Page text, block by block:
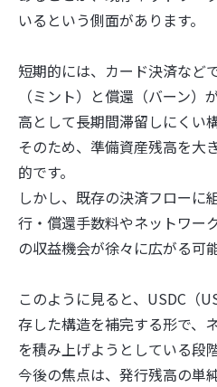
いるという側面があります。
短期的には、カード決済など
（ミント）と償還（バーン
高として長期間滞留しにくい構
そのため、準備資産残高を大
的です。
しかし、既存の決済フローに
行・償還手数料やネットワー
の収益機会が徐々に広がる可
このように見ると、USDC（
存した構造を補完する形で、
を積み上げようとしている段
今後の焦点は、発行残高の単